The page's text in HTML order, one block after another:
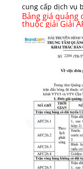
cung cấp dịch vụ
Bảng giá quảng
thuộc giải Giải